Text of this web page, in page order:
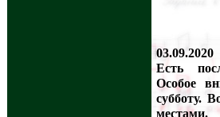
03.09.2020
Есть
Особое
субботу.
местами.